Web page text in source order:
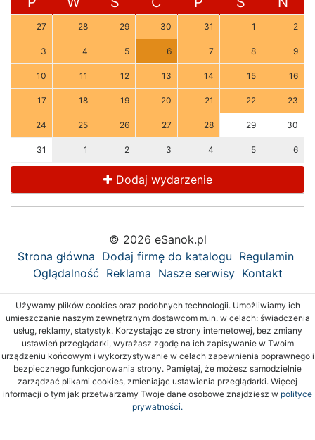
27 28 29 30 31 1 2
3 4 5 6 7 8 9
10 11 12 13 14 15 16
17 18 19 20 21 22 23
24 25 26 27 28 29 30
31 1 2 3 4 5 6
Dodaj wydarzenie
© 2026 eSanok.pl
Strona główna Dodaj firmę do katalogu Regulamin
Oglądalność Reklama Nasze serwisy Kontakt
Używamy plików cookies oraz podobnych technologii. Umożliwiamy ich
umieszczanie naszym zewnętrznym dostawcom m.in. w celach: świadczenia
usług, reklamy, statystyk. Korzystając ze strony internetowej, bez zmiany
ustawień przeglądarki, wyrażasz zgodę na ich zapisywanie w Twoim
urządzeniu końcowym i wykorzystywanie w celach zapewnienia poprawnego i
bezpiecznego funkcjonowania strony. Pamiętaj, że możesz samodzielnie
zarządzać plikami cookies, zmieniając ustawienia przeglądarki. Więcej
informacji o tym jak przetwarzamy Twoje dane osobowe znajdziesz w polityce
prywatności.